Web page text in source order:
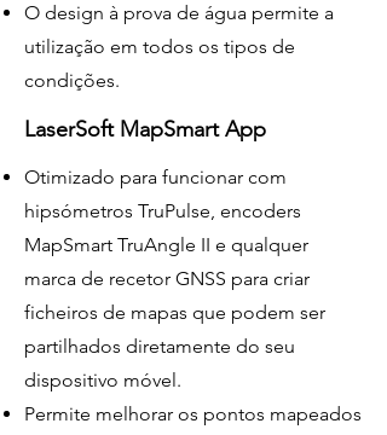
O design à prova de água permite a
utilização em todos os tipos de
condições.
LaserSoft MapSmart App
Otimizado para funcionar com
hipsómetros TruPulse, encoders
MapSmart TruAngle II e qualquer
marca de recetor GNSS para criar
ficheiros de mapas que podem ser
partilhados diretamente do seu
dispositivo móvel.
Permite melhorar os pontos mapeados